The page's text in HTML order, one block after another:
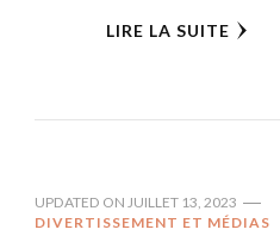
LIRE LA SUITE
UPDATED ON JUILLET 13, 2023
DIVERTISSEMENT ET MÉDIAS